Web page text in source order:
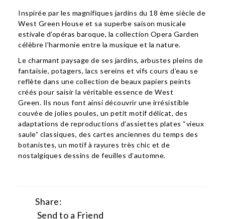
Inspirée par les magnifiques jardins du 18 ème siècle de
West Green House et sa superbe saison musicale
estivale d’opéras baroque, la collection Opera Garden
célèbre l’harmonie entre la musique et la nature.
Le charmant paysage de ses jardins, arbustes pleins de
fantaisie, potagers, lacs sereins et vifs cours d’eau se
reflète dans une collection de beaux papiers peints
créés pour saisir la véritable essence de West
Green. Ils nous font ainsi découvrir une irrésistible
couvée de jolies poules, un petit motif délicat, des
adaptations de reproductions d’assiettes plates “vieux
saule” classiques, des cartes anciennes du temps des
botanistes, un motif à rayures très chic et de
nostalgiques dessins de feuilles d’automne.
Share:
Send to a Friend